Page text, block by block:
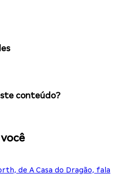
conteúdo?
de A Casa do Dragão, fala